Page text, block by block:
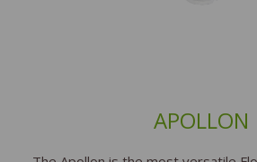
APOLLON